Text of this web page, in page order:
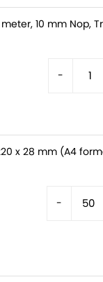
10 mm Nop,
-
x 28 mm (A4
-